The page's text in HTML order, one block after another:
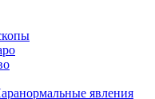
явления